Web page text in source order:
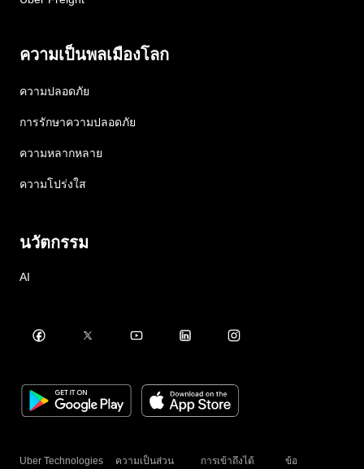
ความเป็นพลเมืองโลก
ความปลอดภัย
การรักษาความปลอดภัย
ความหลากหลาย
ความโปร่งใส
นวัตกรรม
AI
Uber Technologies ความเป็นส่วน การเข้าถึงได้ ข้อ